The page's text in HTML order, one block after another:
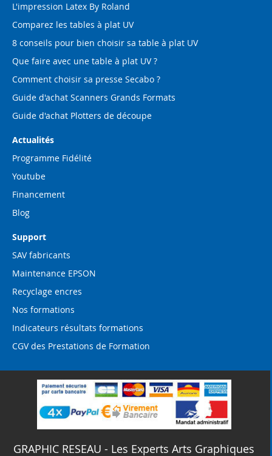
L'impression Latex By Roland
Comparez les tables à plat UV
8 conseils pour bien choisir sa table à plat UV
Que faire avec une table à plat UV ?
Comment choisir sa presse Secabo ?
Guide d'achat Scanners Grands Formats
Guide d'achat Plotters de découpe
Actualités
Programme Fidélité
Youtube
Financement
Blog
Support
SAV fabricants
Maintenance EPSON
Recyclage encres
Nos formations
Indicateurs résultats formations
CGV des Prestations de Formation
GRAPHIC RESEAU - Les Experts Arts Graphiques